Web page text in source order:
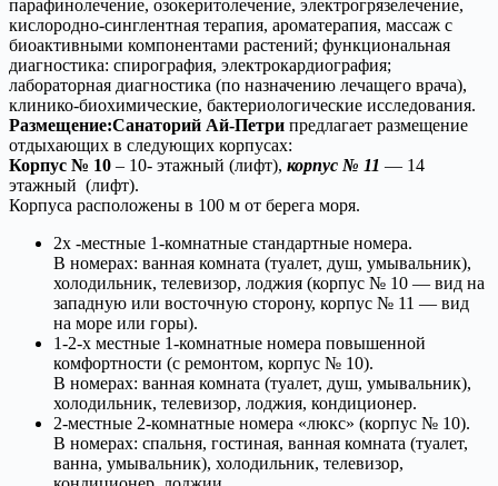
парафинолечение, озокеритолечение, электрогрязелечение,
кислородно-синглентная терапия, ароматерапия, массаж с
биоактивными компонентами растений; функциональная
диагностика: спирография, электрокардиография;
лабораторная диагностика (по назначению лечащего врача),
клинико-биохимические, бактериологические исследования.
Размещение:Санаторий Ай-Петри предлагает размещение
отдыхающих в следующих корпусах:
Корпус № 10 – 10- этажный (лифт), корпус № 11 — 14
этажный (лифт).
Корпуса расположены в 100 м от берега моря.
2х -местные 1-комнатные стандартные номера.
В номерах: ванная комната (туалет, душ, умывальник),
холодильник, телевизор, лоджия (корпус № 10 — вид на
западную или восточную сторону, корпус № 11 — вид
на море или горы).
1-2-х местные 1-комнатные номера повышенной
комфортности (с ремонтом, корпус № 10).
В номерах: ванная комната (туалет, душ, умывальник),
холодильник, телевизор, лоджия, кондиционер.
2-местные 2-комнатные номера «люкс» (корпус № 10).
В номерах: спальня, гостиная, ванная комната (туалет,
ванна, умывальник), холодильник, телевизор,